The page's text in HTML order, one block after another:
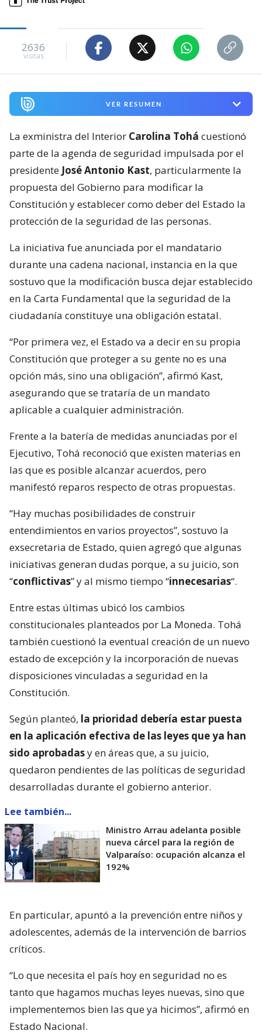
2636
visitas
VER RESUMEN
La exministra del Interior Carolina Tohá cuestionó
parte de la agenda de seguridad impulsada por el
presidente José Antonio Kast, particularmente la
propuesta del Gobierno para modificar la
Constitución y establecer como deber del Estado la
protección de la seguridad de las personas.
La iniciativa fue anunciada por el mandatario
durante una cadena nacional, instancia en la que
sostuvo que la modificación busca dejar establecido
en la Carta Fundamental que la seguridad de la
ciudadanía constituye una obligación estatal.
“Por primera vez, el Estado va a decir en su propia
Constitución que proteger a su gente no es una
opción más, sino una obligación”, afirmó Kast,
asegurando que se trataría de un mandato
aplicable a cualquier administración.
Frente a la batería de medidas anunciadas por el
Ejecutivo, Tohá reconoció que existen materias en
las que es posible alcanzar acuerdos, pero
manifestó reparos respecto de otras propuestas.
“Hay muchas posibilidades de construir
entendimientos en varios proyectos”, sostuvo la
exsecretaria de Estado, quien agregó que algunas
iniciativas generan dudas porque, a su juicio, son
“conflictivas” y al mismo tiempo “innecesarias“.
Entre estas últimas ubicó los cambios
constitucionales planteados por La Moneda. Tohá
también cuestionó la eventual creación de un nuevo
estado de excepción y la incorporación de nuevas
disposiciones vinculadas a seguridad en la
Constitución.
Según planteó, la prioridad debería estar puesta
en la aplicación efectiva de las leyes que ya han
sido aprobadasy en áreas que, a su juicio,
quedaron pendientes de las políticas de seguridad
desarrolladas durante el gobierno anterior.
Lee también...
Ministro Arrau adelanta posible
nueva cárcel para la región de
Valparaíso: ocupación alcanza el
192%
En particular, apuntó a la prevención entre niños y
adolescentes, además de la intervención de barrios
críticos.
“Lo que necesita el país hoy en seguridad no es
tanto que hagamos muchas leyes nuevas, sino que
implementemos bien las que ya hicimos”, afirmó en
Estado Nacional.